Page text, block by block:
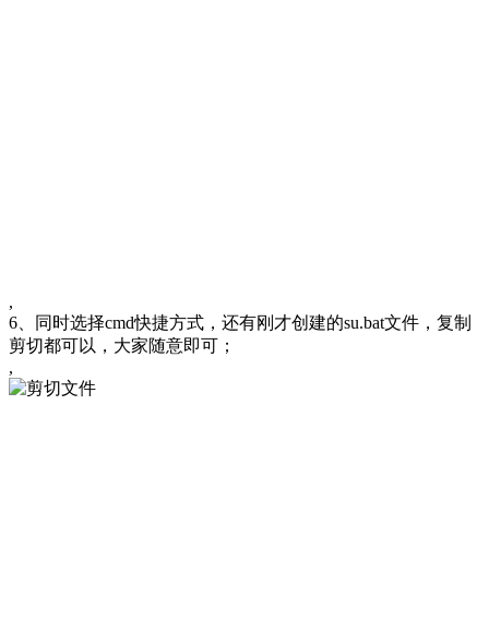
,
6、同时选择cmd快捷方式，还有刚才创建的su.bat文件，复制
剪切都可以，大家随意即可；
,